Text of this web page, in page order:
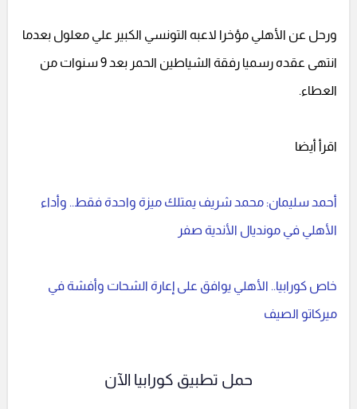
ورحل عن الأهلي مؤخرا لاعبه التونسي الكبير علي معلول بعدما
انتهى عقده رسميا رفقة الشياطين الحمر بعد 9 سنوات من
العطاء.
اقرأ أيضا
أحمد سليمان: محمد شريف يمتلك ميزة واحدة فقط.. وأداء
الأهلي في مونديال الأندية صفر
خاص كورابيا.. الأهلي يوافق على إعارة الشحات وأفشة في
ميركاتو الصيف
حمل تطبيق كورابيا الآن